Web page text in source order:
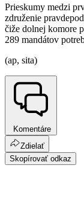
Prieskumy medzi
združenie
čiže dolnej komore
289 mandátov
(ap, sita)
Komentáre
Zdielať
Skopírovať odkaz